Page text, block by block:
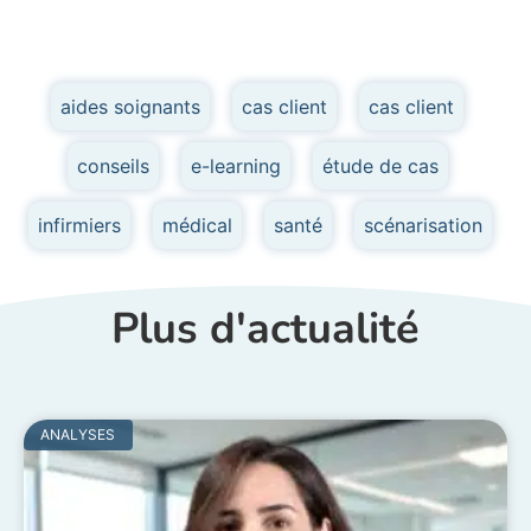
aides soignants cas client cas client
conseils e-learning étude de cas
infirmiers médical santé scénarisation
Plus d'actualité
ANALYSES